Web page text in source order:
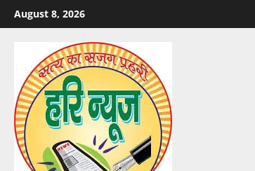
Skip
to
August 8, 2026